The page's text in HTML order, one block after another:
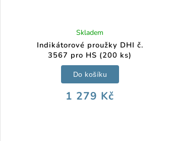
Indikátorové proužky DHI č.
3567 pro HS (200 ks)
Skladem
1 279 Kč
Do košíku